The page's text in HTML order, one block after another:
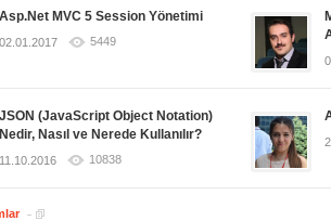
Asp.Net MVC 5 Session Yönetimi
02.01.2017 5449
JSON (JavaScript Object Notation)
Nedir, Nasıl ve Nerede Kullanılır?
11.10.2016 10838